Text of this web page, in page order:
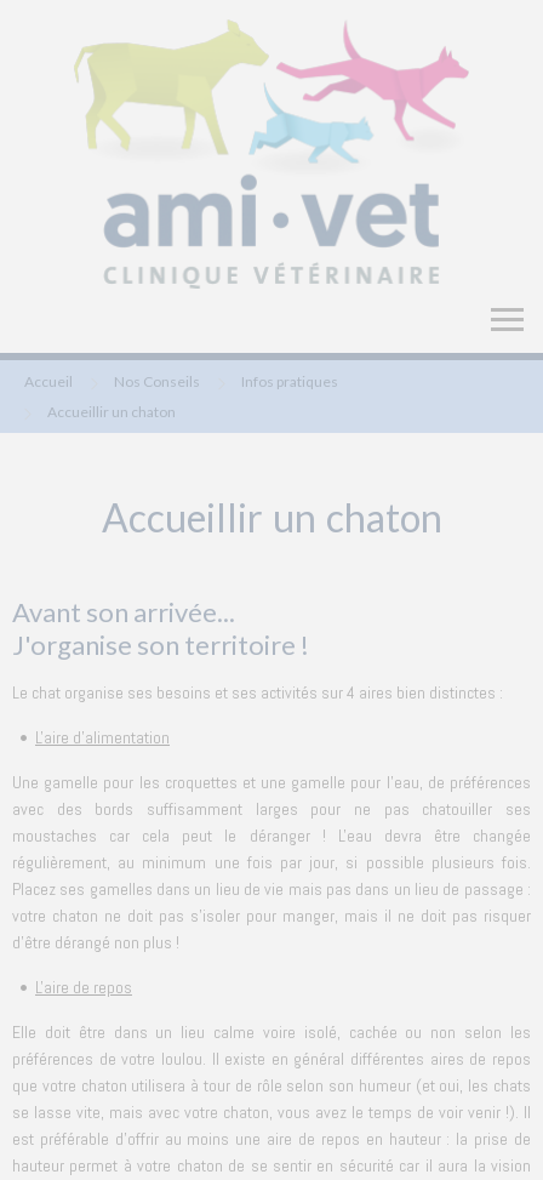
Accueil Nos Conseils
Infos pratiques
Accueillir un chaton
Accueillir un chaton
Avant son arrivée...
J'organise son territoire !
Le chat organise ses besoins et ses activités sur 4 aires bien distinctes :
• L'aire d'alimentation
Une gamelle pour les croquettes et une gamelle pour l'eau, de préférences
avec des bords suffisamment larges pour ne pas chatouiller ses
moustaches car cela peut le déranger ! L'eau devra être changée
régulièrement, au minimum une fois par jour, si possible plusieurs fois.
Placez ses gamelles dans un lieu de vie mais pas dans un lieu de passage :
votre chaton ne doit pas s'isoler pour manger, mais il ne doit pas risquer
d'être dérangé non plus !
• L'aire de repos
Elle doit être dans un lieu calme voire isolé, cachée ou non selon les
préférences de votre loulou. Il existe en général différentes aires de repos
que votre chaton utilisera à tour de rôle selon son humeur (et oui, les chats
se lasse vite, mais avec votre chaton, vous avez le temps de voir venir !). Il
est préférable d'offrir au moins une aire de repos en hauteur : la prise de
hauteur permet à votre chaton de se sentir en sécurité car il aura la vision